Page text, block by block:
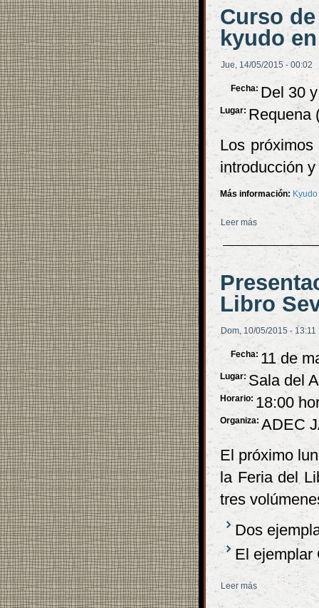
Curso
kyudo
Jue, 14/05/2015 - 00:02
Fecha: Del 30
Lugar: Requena
Los
introducción
Más información:
Leer más sobre Curso
Libro
Dom, 10/05/2015 - 13:11
Fecha: 11 de
Lugar:Sala del
Horario: 18:00
Organiza: ADEC
El próximo
la Feria del
tres
Dos
El ejemplar
Leer más sobre